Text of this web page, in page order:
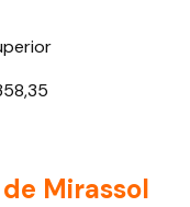
Mirassol